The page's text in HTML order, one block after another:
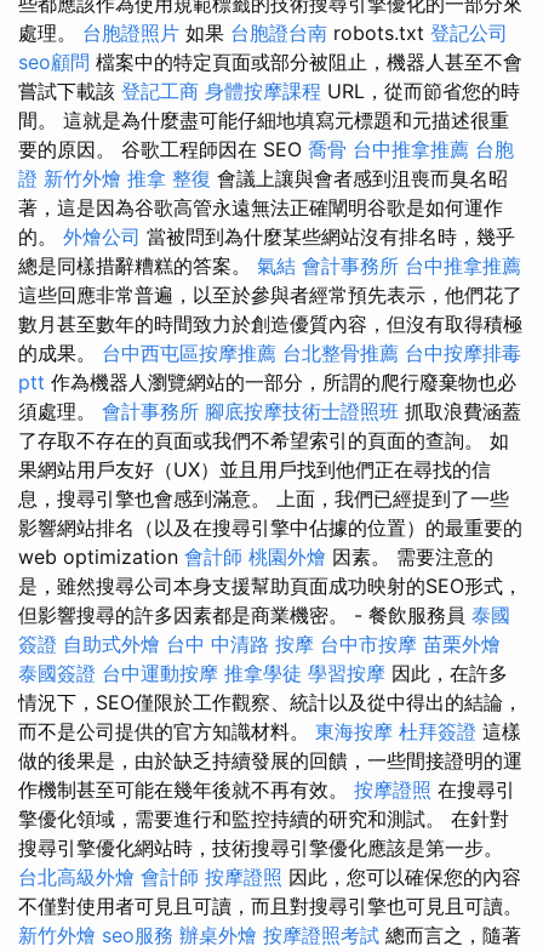
處理。 台胞證照片 如果 台胞證台南 robots.txt 登記公司
seo顧問 檔案中的特定頁面或部分被阻止，機器人甚至不會
嘗試下載該 登記工商 身體按摩課程 URL，從而節省您的時
間。 這就是為什麼盡可能仔細地填寫元標題和元描述很重
要的原因。 谷歌工程師因在 SEO 喬骨 台中推拿推薦 台胞
證 新竹外燴 推拿 整復 會議上讓與會者感到沮喪而臭名昭
著，這是因為谷歌高管永遠無法正確闡明谷歌是如何運作
的。 外燴公司 當被問到為什麼某些網站沒有排名時，幾乎
總是同樣措辭糟糕的答案。 氣結 會計事務所 台中推拿推薦
這些回應非常普遍，以至於參與者經常預先表示，他們花了
數月甚至數年的時間致力於創造優質內容，但沒有取得積極
的成果。 台中西屯區按摩推薦 台北整骨推薦 台中按摩排毒
ptt 作為機器人瀏覽網站的一部分，所謂的爬行廢棄物也必
須處理。 會計事務所 腳底按摩技術士證照班 抓取浪費涵蓋
了存取不存在的頁面或我們不希望索引的頁面的查詢。 如
果網站用戶友好（UX）並且用戶找到他們正在尋找的信
息，搜尋引擎也會感到滿意。 上面，我們已經提到了一些
影響網站排名（以及在搜尋引擎中佔據的位置）的最重要的
web optimization 會計師 桃園外燴 因素。 需要注意的
是，雖然搜尋公司本身支援幫助頁面成功映射的SEO形式，
但影響搜尋的許多因素都是商業機密。 - 餐飲服務員 泰國
簽證 自助式外燴 台中 中清路 按摩 台中市按摩 苗栗外燴
泰國簽證 台中運動按摩 推拿學徒 學習按摩 因此，在許多
情況下，SEO僅限於工作觀察、統計以及從中得出的結論，
而不是公司提供的官方知識材料。 東海按摩 杜拜簽證 這樣
做的後果是，由於缺乏持續發展的回饋，一些間接證明的運
作機制甚至可能在幾年後就不再有效。 按摩證照 在搜尋引
擎優化領域，需要進行和監控持續的研究和測試。 在針對
搜尋引擎優化網站時，技術搜尋引擎優化應該是第一步。
台北高級外燴 會計師 按摩證照 因此，您可以確保您的內容
不僅對使用者可見且可讀，而且對搜尋引擎也可見且可讀。
新竹外燴 seo服務 辦桌外燴 按摩證照考試 總而言之，隨著